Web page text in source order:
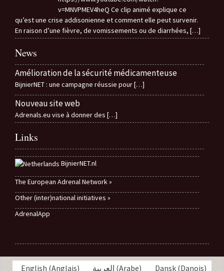
v=MNVPMEV4heQ Ce clip animé explique ce
qu’est une crise addisonienne et comment elle peut survenir.
En raison d’une fièvre, de vomissements ou de diarrhées, […]
News
Amélioration de la sécurité médicamenteuse
BijnierNET : une campagne réussie pour[…]
Nouveau site web
Adrenals.eu vise à donner des […]
Links
BijnierNET.nl
The European Adrenal Network »
Other (inter)national initiatives »
AdrenalApp
English (Anglais) العربية (Arabe) Dansk(Danois)